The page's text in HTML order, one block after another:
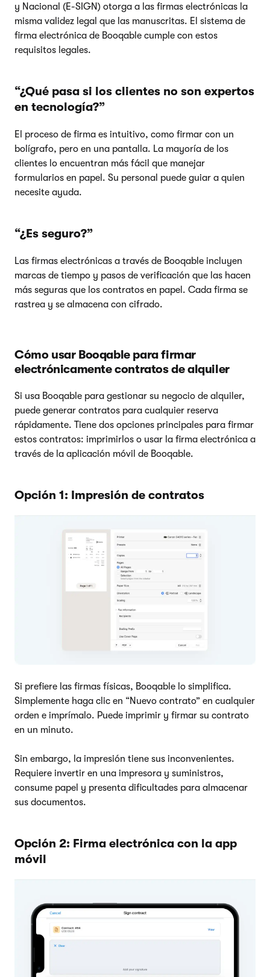
y Nacional (E-SIGN) otorga a las firmas electrónicas la
misma validez legal que las manuscritas. El sistema de
firma electrónica de Booqable cumple con estos
requisitos legales.
“¿Qué pasa si los clientes no son expertos
en tecnología?”
El proceso de firma es intuitivo, como firmar con un
bolígrafo, pero en una pantalla. La mayoría de los
clientes lo encuentran más fácil que manejar
formularios en papel. Su personal puede guiar a quien
necesite ayuda.
“¿Es seguro?”
Las firmas electrónicas a través de Booqable incluyen
marcas de tiempo y pasos de verificación que las hacen
más seguras que los contratos en papel. Cada firma se
rastrea y se almacena con cifrado.
Cómo usar Booqable para firmar
electrónicamente contratos de alquiler
Si usa Booqable para gestionar su negocio de alquiler,
puede generar contratos para cualquier reserva
rápidamente. Tiene dos opciones principales para firmar
estos contratos: imprimirlos o usar la firma electrónica a
través de la aplicación móvil de Booqable.
Opción 1: Impresión de contratos
Si prefiere las firmas físicas, Booqable lo simplifica.
Simplemente haga clic en “Nuevo contrato” en cualquier
orden e imprímalo. Puede imprimir y firmar su contrato
en un minuto.
Sin embargo, la impresión tiene sus inconvenientes.
Requiere invertir en una impresora y suministros,
consume papel y presenta dificultades para almacenar
sus documentos.
Opción 2: Firma electrónica con la app
móvil